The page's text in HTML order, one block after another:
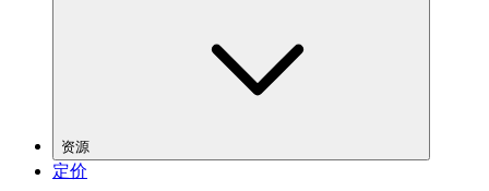
资源
定价